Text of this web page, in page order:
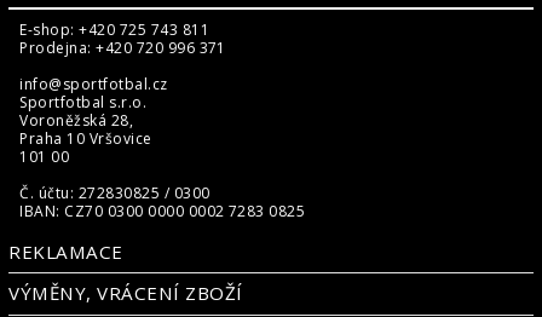
E-shop: +420 725 743 811
Prodejna: +420 720 996 371
info@sportfotbal.cz
Sportfotbal s.r.o.
Voroněžská 28,
Praha 10 Vršovice
101 00
Č. účtu: 272830825 / 0300
IBAN: CZ70 0300 0000 0002 7283 0825
REKLAMACE
VÝMĚNY, VRÁCENÍ ZBOŽÍ